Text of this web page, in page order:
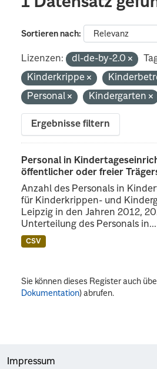
Sortieren nach
Lizenzen: dl-de-by-2.0
Kinderkrippe
Personal
Kindergarten
Ergebnisse filtern
Personal in
öffentlicher oder freier
Anzahl des Personals in
für Kinderkrippen- und
Leipzig in den Jahren 2012,
Unterteilung des Personals in...
CSV
Sie können dieses Register auch
Dokumentation) abrufen.
Impressum